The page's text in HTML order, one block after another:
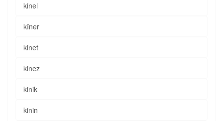
kinel
kîner
kinet
kinez
kinik
kinin